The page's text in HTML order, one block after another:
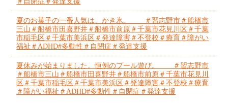
夏のお菓子の一番人気は、かき氷。 ＃習志野市＃船橋市
三山＃船橋市田喜野井＃船橋市前原＃千葉市花見川区＃千葉
市稲毛区＃千葉市美浜区＃発達障害＃不登校＃療育＃障がい
福祉＃ADHD#多動性＃自閉症＃発達支援
夏休みが始まりました。恒例のプール遊び。 ＃習志野市
＃船橋市三山＃船橋市田喜野井＃船橋市前原＃千葉市花見川
区＃千葉市稲毛区＃千葉市美浜区＃発達障害＃不登校＃療育
＃障がい福祉＃ADHD#多動性＃自閉症＃発達支援